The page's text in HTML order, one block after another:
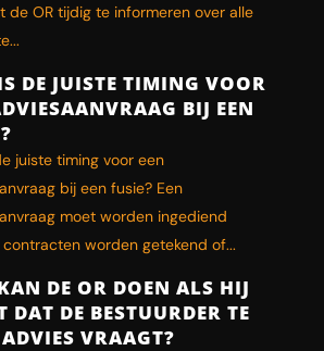
de OR tijdig te informeren over alle
DE JUISTE TIMING VOOR
BIJ EEN
juiste timing voor een
bij een fusie? Een
moet worden ingediend
worden getekend of...
DE OR DOEN ALS HIJ
DAT DE BESTUURDER TE
VRAAGT?